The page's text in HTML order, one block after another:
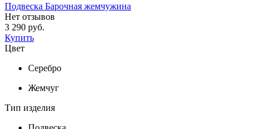
Подвеска Барочная жемчужина
Нет отзывов
3 290 руб.
Купить
Цвет
Серебро
Жемчуг
Тип изделия